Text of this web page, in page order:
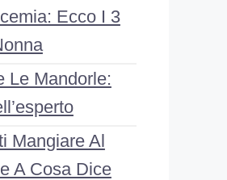
Ecco I 3
Le Mandorle:
Mangiare Al
A Cosa Dice